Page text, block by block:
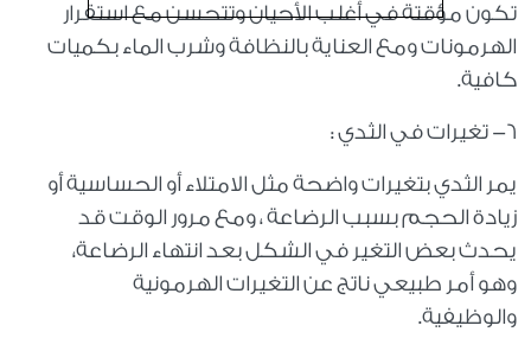
تكون مؤقتة في أغلب الأحيان وتتحسن مع استقرار
الهرمونات ومع العناية بالنظافة وشرب الماء بكميات
كافية.
٦- تغيرات في الثدي :
يمر الثدي بتغيرات واضحة مثل الامتلاء أو الحساسية أو
زيادة الحجم بسبب الرضاعة ، ومع مرور الوقت قد
يحدث بعض التغير في الشكل بعد انتهاء الرضاعة،
وهو أمر طبيعي ناتج عن التغيرات الهرمونية
والوظيفية.